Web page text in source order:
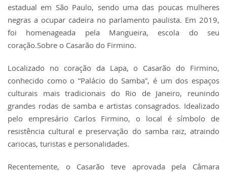
estadual em São Paulo, sendo uma das poucas mulheres
negras a ocupar cadeira no parlamento paulista. Em 2019,
foi homenageada pela Mangueira, escola do seu
coração.Sobre o Casarão do Firmino.
Localizado no coração da Lapa, o Casarão do Firmino,
conhecido como o “Palácio do Samba”, é um dos espaços
culturais mais tradicionais do Rio de Janeiro, reunindo
grandes rodas de samba e artistas consagrados. Idealizado
pelo empresário Carlos Firmino, o local é símbolo de
resistência cultural e preservação do samba raiz, atraindo
cariocas, turistas e personalidades.
Recentemente, o Casarão teve aprovada pela Câmara